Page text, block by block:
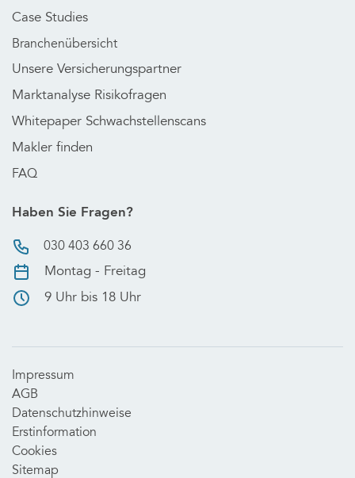
Case Studies
Branchenübersicht
Unsere Versicherungspartner
Marktanalyse Risikofragen
Whitepaper Schwachstellenscans
Makler finden
FAQ
Haben Sie Fragen?
030 403 660 36
Montag - Freitag
9 Uhr bis 18 Uhr
Impressum
AGB
Datenschutzhinweise
Erstinformation
Cookies
Sitemap